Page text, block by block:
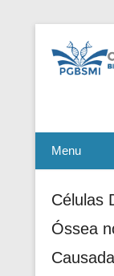
Menu
Células
Óssea